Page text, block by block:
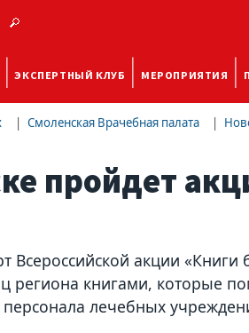
ЭКСПЕРТНЫЙ КЛУБ МЕРОПРИЯТИЯ
Смоленская Врачебная палата
пройдет
Всероссийской акции
региона книгами, которые
персонала лечебных